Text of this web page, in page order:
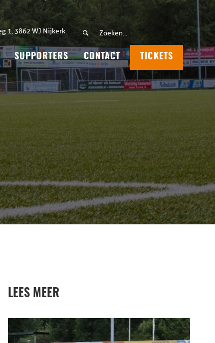
1, 3862 WJ Nijkerk
SUPPORTERS CONTACT TICKETS
LEES MEER